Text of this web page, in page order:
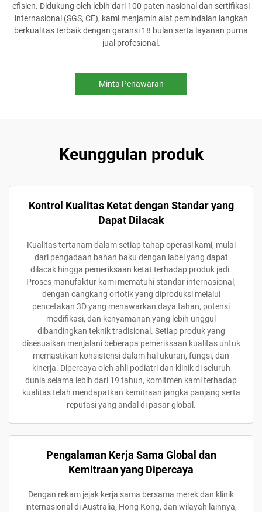
efisien. Didukung oleh lebih dari 100 paten nasional dan sertifikasi
internasional (SGS, CE), kami menjamin alat pemindaian langkah
berkualitas terbaik dengan garansi 18 bulan serta layanan purna
jual profesional.
Minta Penawaran
Keunggulan produk
Kontrol Kualitas Ketat dengan Standar yang
Dapat Dilacak
Kualitas tertanam dalam setiap tahap operasi kami, mulai
dari pengadaan bahan baku dengan label yang dapat
dilacak hingga pemeriksaan ketat terhadap produk jadi.
Proses manufaktur kami mematuhi standar internasional,
dengan cangkang ortotik yang diproduksi melalui
pencetakan 3D yang menawarkan daya tahan, potensi
modifikasi, dan kenyamanan yang lebih unggul
dibandingkan teknik tradisional. Setiap produk yang
disesuaikan menjalani beberapa pemeriksaan kualitas untuk
memastikan konsistensi dalam hal ukuran, fungsi, dan
kinerja. Dipercaya oleh ahli podiatri dan klinik di seluruh
dunia selama lebih dari 19 tahun, komitmen kami terhadap
kualitas telah mendapatkan kemitraan jangka panjang serta
reputasi yang andal di pasar global.
Pengalaman Kerja Sama Global dan
Kemitraan yang Dipercaya
Dengan rekam jejak kerja sama bersama merek dan klinik
internasional di Australia, Hong Kong, dan wilayah lainnya,